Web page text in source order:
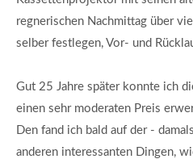
regnerischen Nachmittag über
selber festlegen, Vor- und
Gut 25 Jahre später konnte ich
einen sehr moderaten Preis
Den fand ich bald auf der -
anderen interessanten Dingen,